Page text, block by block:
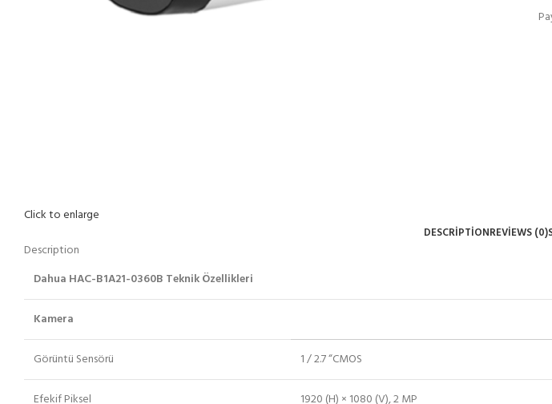
Click to enlarge
DESCRIPTIONREVIEWS (0)
Description
Dahua HAC-B1A21-0360B Teknik Özellikleri
Kamera
Görüntü Sensörü 1 / 2.7 “CMOS
Efekif Piksel 1920 (H) × 1080 (V), 2 MP